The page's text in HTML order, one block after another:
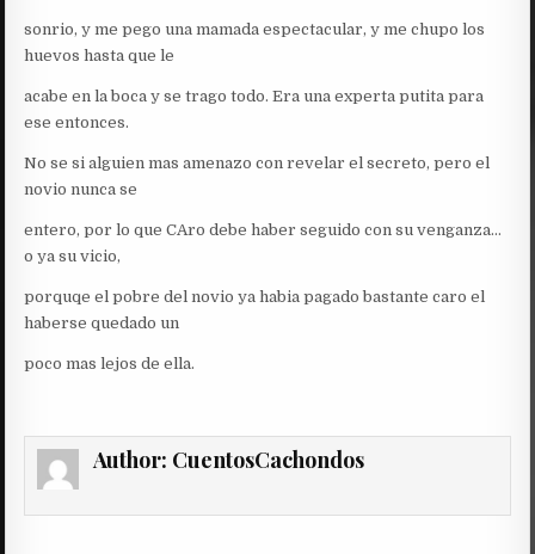
sonrio, y me pego una mamada espectacular, y me chupo los
huevos hasta que le
acabe en la boca y se trago todo. Era una experta putita para
ese entonces.
No se si alguien mas amenazo con revelar el secreto, pero el
novio nunca se
entero, por lo que CAro debe haber seguido con su venganza…
o ya su vicio,
porquqe el pobre del novio ya habia pagado bastante caro el
haberse quedado un
poco mas lejos de ella.
Author: CuentosCachondos